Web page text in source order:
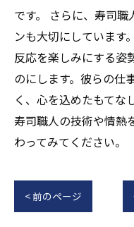
です。 さらに、寿司
ンも大切にしています
反応を楽しみにする姿
のにします。彼らの仕
く、心を込めたもてな
寿司職人の技術や情熱
わってみてください。
< 前のページ